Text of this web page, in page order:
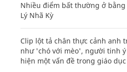
Nhiều điểm bất thường ở bằng
Lý Nhã Kỳ
Clip lột tả chân thực cảnh anh
như 'chó với mèo', người tinh
hiện một vấn đề trong giáo dục